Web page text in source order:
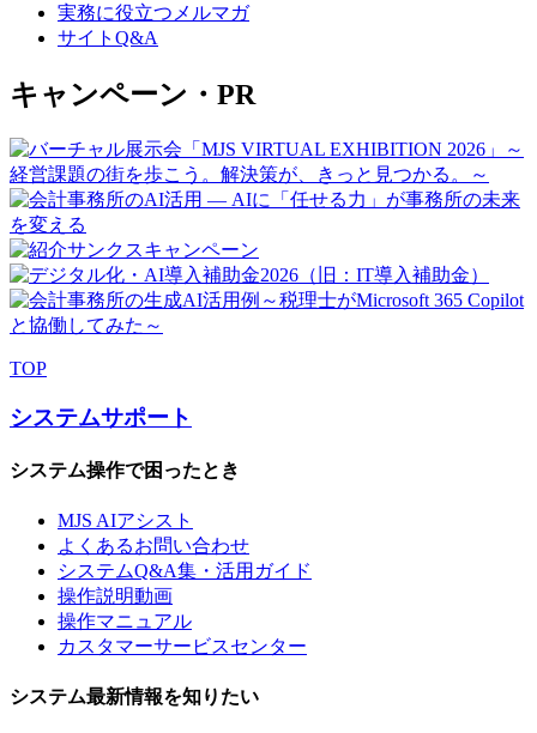
実務に役立つメルマガ
サイトQ&A
キャンペーン・PR
TOP
システムサポート
システム操作で困ったとき
MJS AIアシスト
よくあるお問い合わせ
システムQ&A集・活用ガイド
操作説明動画
操作マニュアル
カスタマーサービスセンター
システム最新情報を知りたい